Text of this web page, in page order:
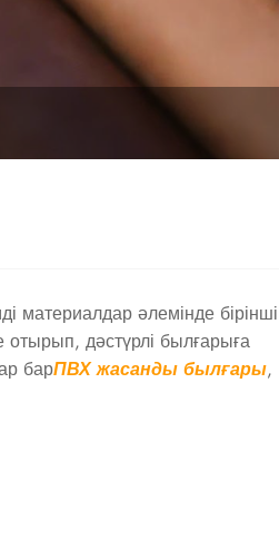
материалдар әлемінде бірінші
отырып, дәстүрлі былғарыға
барПВХ жасанды былғары,